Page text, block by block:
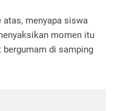
menyapa siswa
momen itu
di samping